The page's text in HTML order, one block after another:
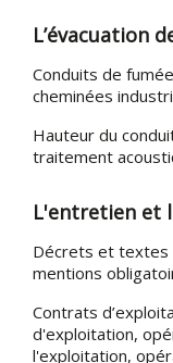
L’évacuation
Conduits de
cheminées
Hauteur du
traitement
L'entretien et
Décrets et textes
mentions
Contrats
d'exploitation,
l'exploitation,